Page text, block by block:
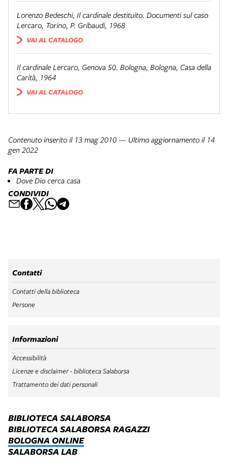
Lorenzo Bedeschi, Il cardinale destituito. Documenti sul caso
Lercaro, Torino, P. Gribaudi, 1968
VAI AL CATALOGO
Il cardinale Lercaro, Genova 50. Bologna, Bologna, Casa della
Carità, 1964
VAI AL CATALOGO
Contenuto inserito il 13 mag 2010 — Ultimo aggiornamento il 14
gen 2022
FA PARTE DI
Dove Dio cerca casa
CONDIVIDI
Contatti
Contatti della biblioteca
Persone
Informazioni
Accessibilità
Licenze e disclaimer - biblioteca Salaborsa
Trattamento dei dati personali
BIBLIOTECA SALABORSA
BIBLIOTECA SALABORSA RAGAZZI
BOLOGNA ONLINE
SALABORSA LAB